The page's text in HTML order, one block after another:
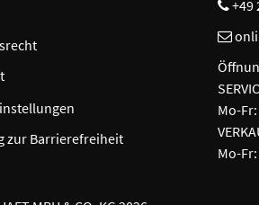
zur Barrierefreiheit
+49
Mo-
Mo-